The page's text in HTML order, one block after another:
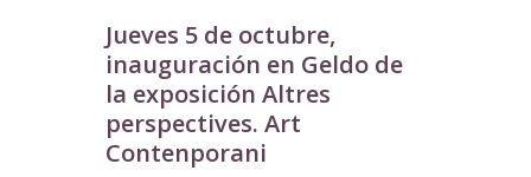
Jueves 5 de octubre,
inauguración en Geldo de
la exposición Altres
perspectives. Art
Contenporani